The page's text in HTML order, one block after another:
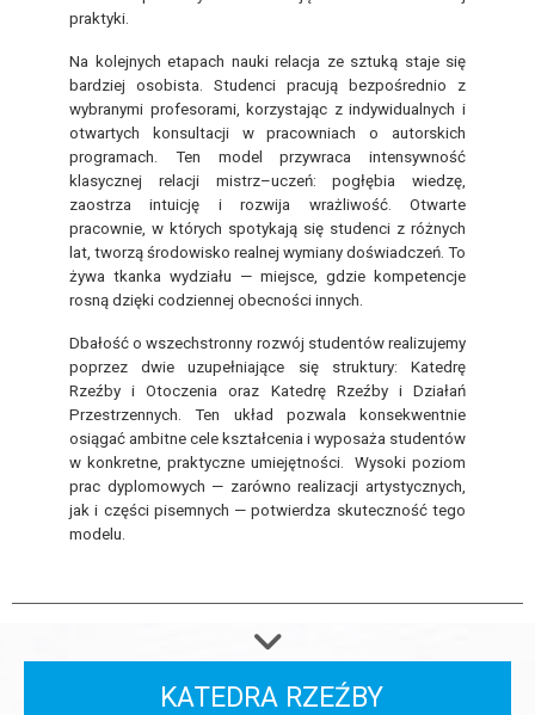
praktyki.
Na kolejnych etapach nauki relacja ze sztuką staje się
bardziej osobista. Studenci pracują bezpośrednio z
wybranymi profesorami, korzystając z indywidualnych i
otwartych konsultacji w pracowniach o autorskich
programach. Ten model przywraca intensywność
klasycznej relacji mistrz–uczeń: pogłębia wiedzę,
zaostrza intuicję i rozwija wrażliwość. Otwarte
pracownie, w których spotykają się studenci z różnych
lat, tworzą środowisko realnej wymiany doświadczeń. To
żywa tkanka wydziału — miejsce, gdzie kompetencje
rosną dzięki codziennej obecności innych.
Dbałość o wszechstronny rozwój studentów realizujemy
poprzez dwie uzupełniające się struktury: Katedrę
Rzeźby i Otoczenia oraz Katedrę Rzeźby i Działań
Przestrzennych. Ten układ pozwala konsekwentnie
osiągać ambitne cele kształcenia i wyposaża studentów
w konkretne, praktyczne umiejętności.Wysoki poziom
prac dyplomowych — zarówno realizacji artystycznych,
jak i części pisemnych — potwierdza skuteczność tego
modelu.
KATEDRA RZEŹBY